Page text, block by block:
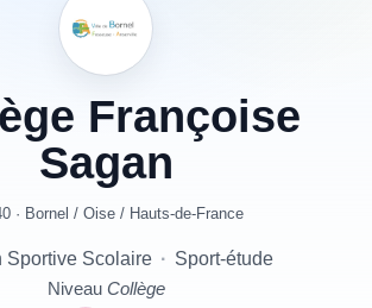
Françoise
Sagan
· Bornel / Oise/ Hauts-de-France
Sportive Scolaire · Sport-étude
Niveau Collège